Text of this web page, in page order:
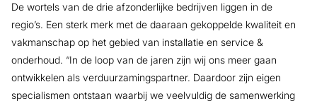
De wortels van de drie afzonderlijke bedrijven liggen in de
regio’s. Een sterk merk met de daaraan gekoppelde kwaliteit en
vakmanschap op het gebied van installatie en service &
onderhoud. “In de loop van de jaren zijn wij ons meer gaan
ontwikkelen als verduurzamingspartner. Daardoor zijn eigen
specialismen ontstaan waarbij we veelvuldig de samenwerking